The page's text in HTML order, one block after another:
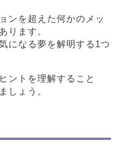
ンを超えた何かのメッ
ります。
になる夢を解明する1つ
ントを理解すること
しょう。